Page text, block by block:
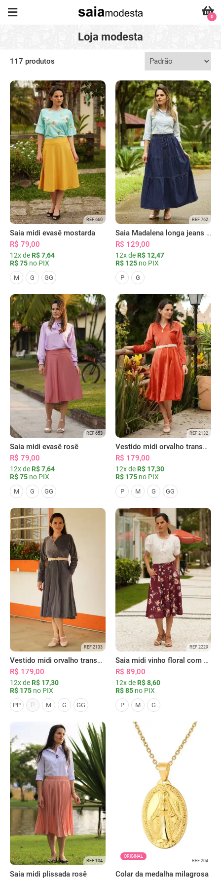
0
Loja modesta
117 produtos
REF 660
Saia midi evasê mostarda
R$ 79,00
12x de R$ 7,64
R$ 75 no PIX
M G GG
REF 762
Saia Madalena longa jeans escura
R$ 129,00
12x de R$ 12,47
R$ 125 no PIX
P G
REF 653
Saia midi evasê rosê
R$ 79,00
12x de R$ 7,64
R$ 75 no PIX
M G GG
REF 2132
Vestido midi orvalho transpassado coral
R$ 179,00
12x de R$ 17,30
R$ 175 no PIX
P M G GG
REF 2133
Vestido midi orvalho transpassado chumbo
R$ 179,00
12x de R$ 17,30
R$ 175 no PIX
PP P M G GG
REF 2229
Saia midi vinho floral com bolsos
R$ 89,00
12x de R$ 8,60
R$ 85 no PIX
P M G
REF 104
Saia midi plissada rosê
REF 204
ORIGINAL
Colar da medalha milagrosa